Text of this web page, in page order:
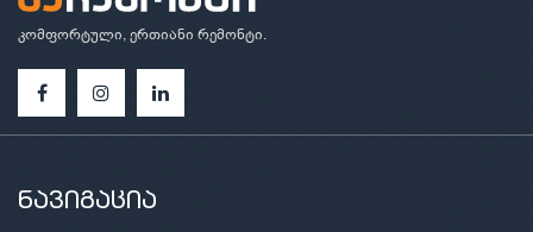
კომფორტული, ერთიანი რემონტი.
ნავიგაცია